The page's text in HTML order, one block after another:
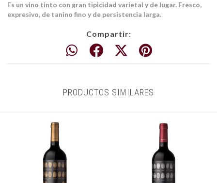
Es un vino tinto con gran tipicidad varietal y de lugar. Fresco,
expresivo, de tanino fino y de persistencia larga.
Compartir:
PRODUCTOS SIMILARES